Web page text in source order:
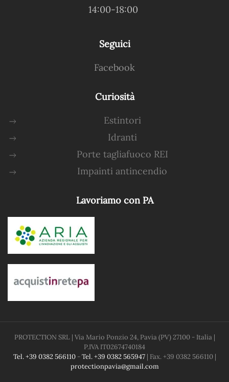
14:00-18:00
Seguici
Facebook
Curiosità
Estintori
Idranti
Porte tagliafuoco REI
Impainti antincendio
Lavoriamo con PA
PROTECTION SRL | Via Mario Ponzio 24, Pavia (PV) 27100 - Italia |
P.IVA IT02674740184
Tel. +39 0382 566110-Tel. +39 0382 565947| Fax. +39 0382 566110 |
protectionpavia@gmail.com